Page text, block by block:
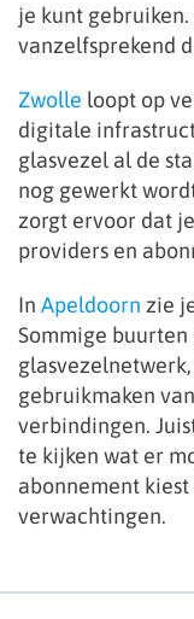
je kunt
vanzelfsprekend
Zwolle loopt op
digitale
glasvezel al de
nog gewerkt
zorgt ervoor dat
providers en
In Apeldoorn zie
Sommige
gebruikmaken
verbindingen.
te kijken wat er
abonnement
verwachtingen.